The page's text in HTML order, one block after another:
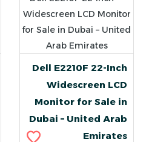
Dell E2210F 22-Inch
Widescreen LCD
Monitor for Sale in
Dubai – United Arab
Emirates